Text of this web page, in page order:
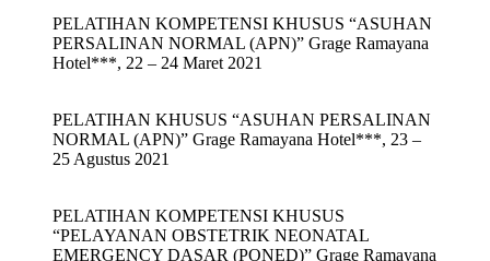
PELATIHAN KOMPETENSI KHUSUS “ASUHAN
PERSALINAN NORMAL (APN)” Grage Ramayana
Hotel***, 22 – 24 Maret 2021
PELATIHAN KHUSUS “ASUHAN PERSALINAN
NORMAL (APN)” Grage Ramayana Hotel***, 23 –
25 Agustus 2021
PELATIHAN KOMPETENSI KHUSUS
“PELAYANAN OBSTETRIK NEONATAL
EMERGENCY DASAR (PONED)” Grage Ramayana